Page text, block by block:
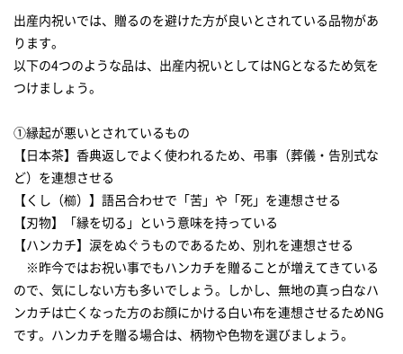
出産内祝いでは、贈るのを避けた方が良いとされている品物があ
ります。
以下の4つのような品は、出産内祝いとしてはNGとなるため気を
つけましょう。
①縁起が悪いとされているもの
【日本茶】香典返しでよく使われるため、弔事（葬儀・告別式な
ど）を連想させる
【くし（櫛）】語呂合わせで「苦」や「死」を連想させる
【刃物】「縁を切る」という意味を持っている
【ハンカチ】涙をぬぐうものであるため、別れを連想させる
※昨今ではお祝い事でもハンカチを贈ることが増えてきている
ので、気にしない方も多いでしょう。しかし、無地の真っ白なハ
ンカチは亡くなった方のお顔にかける白い布を連想させるためNG
です。ハンカチを贈る場合は、柄物や色物を選びましょう。